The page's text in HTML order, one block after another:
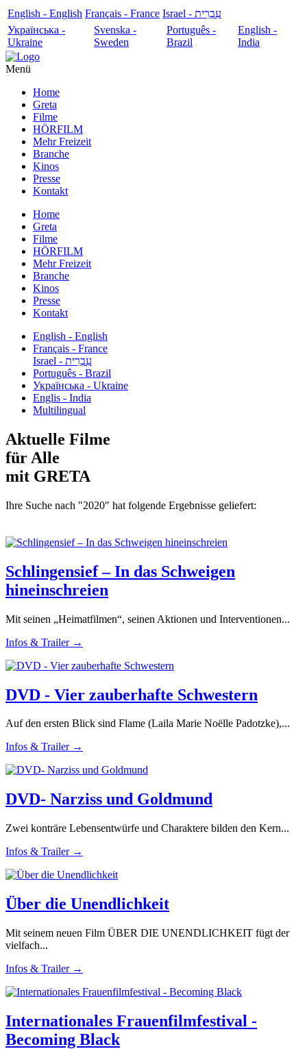
English - English Français - France
עִבְרִית - Israel
Українська -
Ukraine
Svenska -
Sweden
Português -
Brazil
English -
India
Menü
Home
Greta
Filme
HÖRFILM
Mehr Freizeit
Branche
Kinos
Presse
Kontakt
Home
Greta
Filme
HÖRFILM
Mehr Freizeit
Branche
Kinos
Presse
Kontakt
English - English
Français - France
עִבְרִית - Israel
Português - Brazil
Українська - Ukraine
Englis - India
Multilingual
Aktuelle Filme
für Alle
mit GRETA
Ihre Suche nach "2020" hat folgende Ergebnisse geliefert:
Schlingensief – In das Schweigen
hineinschreien
Mit seinen „Heimatfilmen“, seinen Aktionen und Interventionen...
Infos & Trailer →
DVD - Vier zauberhafte Schwestern
Auf den ersten Blick sind Flame (Laila Marie Noëlle Padotzke),...
Infos & Trailer →
DVD- Narziss und Goldmund
Zwei konträre Lebensentwürfe und Charaktere bilden den Kern...
Infos & Trailer →
Über die Unendlichkeit
Mit seinem neuen Film ÜBER DIE UNENDLICHKEIT fügt der
vielfach...
Infos & Trailer →
Internationales Frauenfilmfestival -
Becoming Black